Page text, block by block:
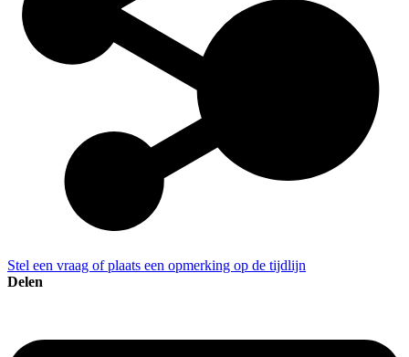
Stel een vraag of plaats een opmerking op de tijdlijn
Delen